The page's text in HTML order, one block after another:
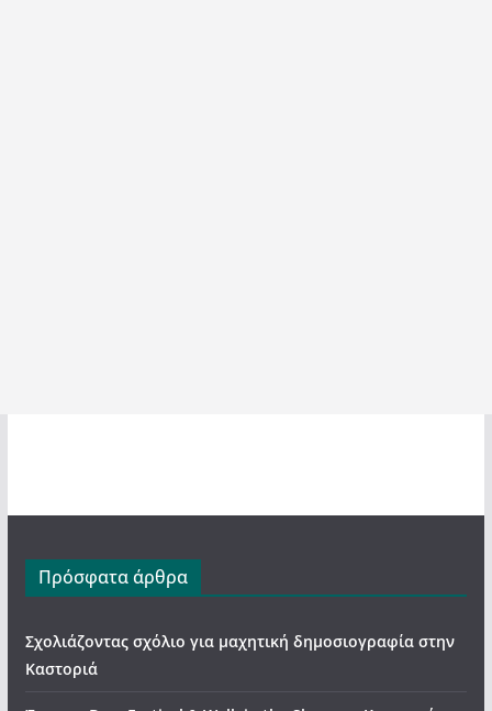
Πρόσφατα άρθρα
Σχολιάζοντας σχόλιο για μαχητική δημοσιογραφία στην
Καστοριά